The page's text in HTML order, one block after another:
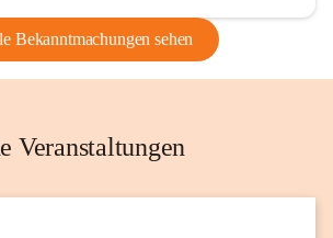
Bekanntmachungen sehen
Veranstaltungen